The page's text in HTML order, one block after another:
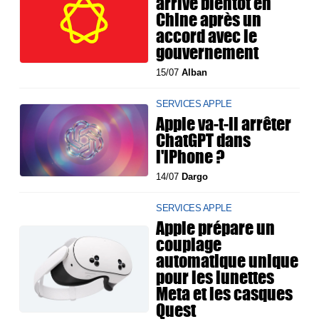
Chine après un
accord avec le
gouvernement
15/07Alban
SERVICES APPLE
Apple va-t-il arrêter
ChatGPT dans
l'iPhone ?
14/07 Dargo
SERVICES APPLE
Apple prépare un
couplage
automatique unique
pour les lunettes
Meta et les casques
Quest